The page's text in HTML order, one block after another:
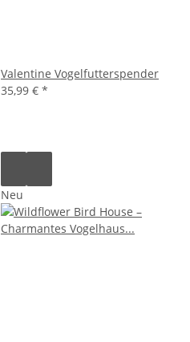
Valentine Vogelfutterspender
35,99 € *
Neu